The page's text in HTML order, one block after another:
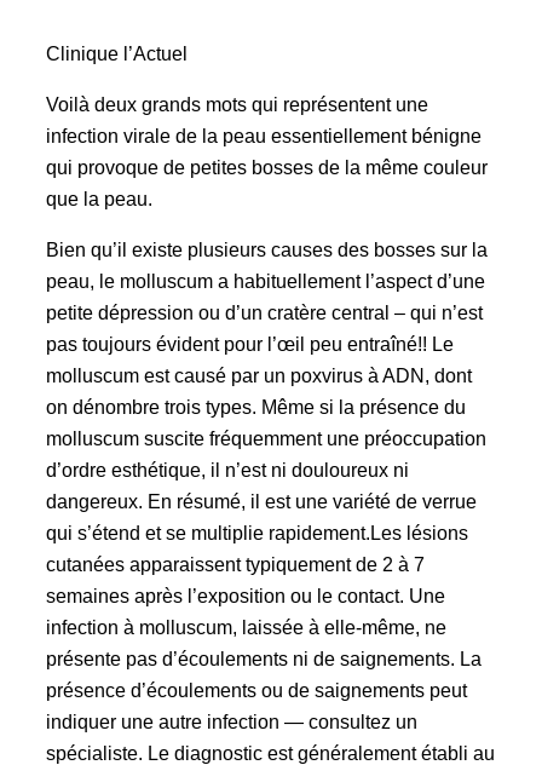
Clinique l’Actuel
Voilà deux grands mots qui représentent une
infection virale de la peau essentiellement bénigne
qui provoque de petites bosses de la même couleur
que la peau.
Bien qu’il existe plusieurs causes des bosses sur la
peau, le molluscum a habituellement l’aspect d’une
petite dépression ou d’un cratère central – qui n’est
pas toujours évident pour l’œil peu entraîné!! Le
molluscum est causé par un poxvirus à ADN, dont
on dénombre trois types. Même si la présence du
molluscum suscite fréquemment une préoccupation
d’ordre esthétique, il n’est ni douloureux ni
dangereux. En résumé, il est une variété de verrue
qui s’étend et se multiplie rapidement.Les lésions
cutanées apparaissent typiquement de 2 à 7
semaines après l’exposition ou le contact. Une
infection à molluscum, laissée à elle-même, ne
présente pas d’écoulements ni de saignements. La
présence d’écoulements ou de saignements peut
indiquer une autre infection — consultez un
spécialiste. Le diagnostic est généralement établi au